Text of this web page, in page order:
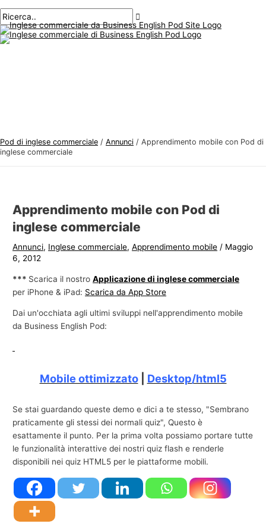
al
contenuto
principale
Pod di inglese commerciale / Annunci / Apprendimento mobile con Pod di
inglese commerciale
Apprendimento mobile con Pod di
inglese commerciale
Annunci, Inglese commerciale,Apprendimento mobile / Maggio
6, 2012
*** Scarica il nostroApplicazione di inglese commerciale
per iPhone & iPad: Scarica da App Store
Dai un'occhiata agli ultimi sviluppi nell'apprendimento mobile
da Business English Pod:
Mobile ottimizzato| Desktop/html5
Se stai guardando queste demo e dici a te stesso, "Sembrano
praticamente gli stessi dei normali quiz", Questo è
esattamente il punto. Per la prima volta possiamo portare tutte
le funzionalità interattive dei nostri quiz flash e renderle
disponibili nei quiz HTML5 per le piattaforme mobili.
navigazione
qui..
mail*
A
r
g
d
g
l
e
s
e
c
o
m
i
a
l
e
C
e
r